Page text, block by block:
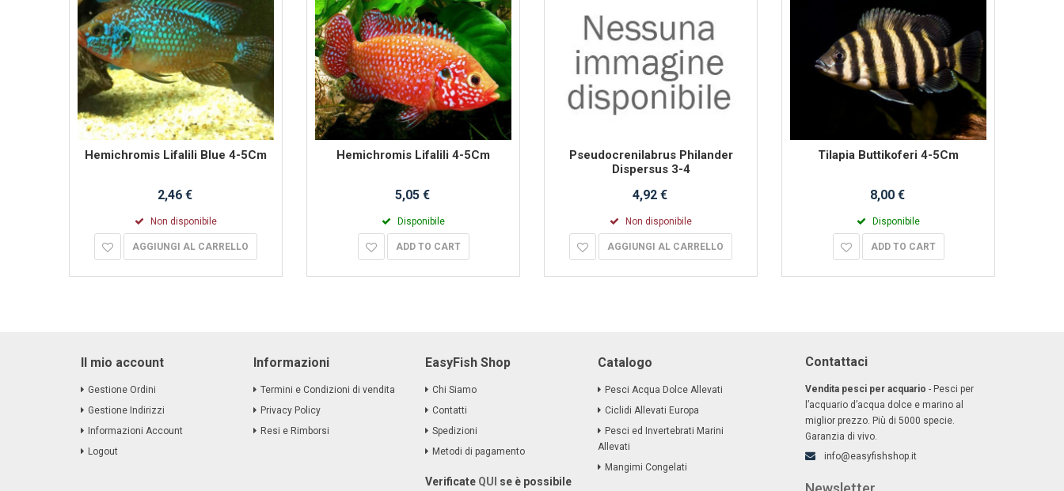
Hemichromis Lifalili Blue 4-5Cm
2,46 €
Non disponibile
AGGIUNGI AL CARRELLO
Hemichromis Lifalili 4-5Cm
5,05 €
Disponibile
ADD TO CART
Pseudocrenilabrus Philander
Dispersus 3-4
4,92 €
Non disponibile
AGGIUNGI AL CARRELLO
Tilapia Buttikoferi 4-5Cm
8,00 €
Disponibile
ADD TO CART
Il mio account
Gestione Ordini
Gestione Indirizzi
Informazioni Account
Logout
Informazioni
Termini e Condizioni di vendita
Privacy Policy
Resi e Rimborsi
EasyFish Shop
Chi Siamo
Contatti
Spedizioni
Metodi di pagamento
Verificate QUI se è possibile
Catalogo
Pesci Acqua Dolce Allevati
Ciclidi Allevati Europa
Pesci ed Invertebrati Marini
Allevati
Mangimi Congelati
Contattaci
Vendita pesci per acquario - Pesci per
l’acquario d’acqua dolce e marino al
miglior prezzo. Più di 5000 specie.
Garanzia di vivo.
info@easyfishshop.it